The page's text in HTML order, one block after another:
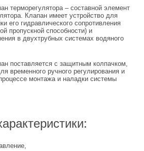
терморегулятора – составной элемент
Клапан имеет устройство для
его гидравлического сопротивления
пропускной способности) и
в двухтрубных системах водяного
поставляется с защитным колпачком,
временного ручного регулирования и
монтажа и наладки системы